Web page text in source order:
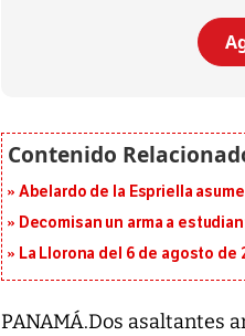
Abelardo de la Espriella
Decomisan un arma a
La Llorona del 6 de agosto de
PANAMÁ.Dos asaltantes